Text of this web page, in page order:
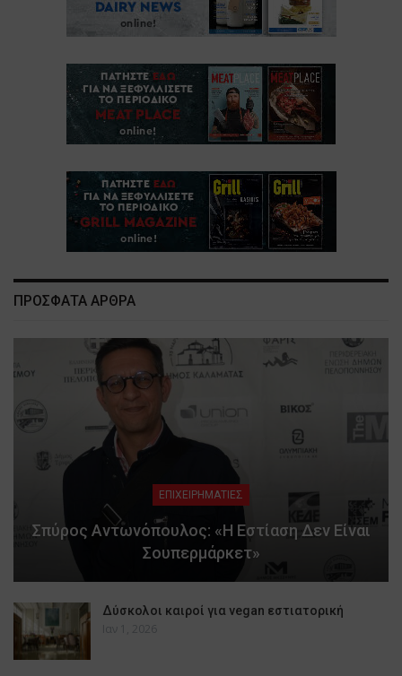
ΠΡΟΣΦΑΤΑ ΑΡΘΡΑ
ΕΠΙΧΕΙΡΗΜΑΤΙΕΣ
Σπύρος Αντωνόπουλος: «Η Εστίαση Δεν Είναι
Σουπερμάρκετ»
Δύσκολοι καιροί για vegan εστιατορική
Ιαν 1, 2026